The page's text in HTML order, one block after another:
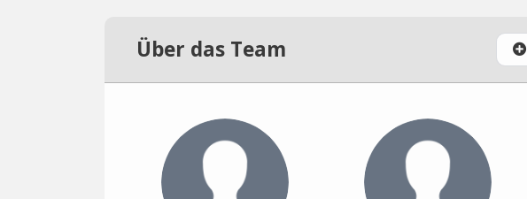
Über das Team